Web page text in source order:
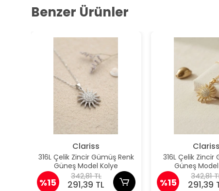
Benzer Ürünler
Clariss
316L Çelik Zincir Gümüş Renk
Güneş Model Kolye
%15
342,81 TL
291,39 TL
Clariss
316L Çelik Zincir
Güneş
%15
342,81
291,39